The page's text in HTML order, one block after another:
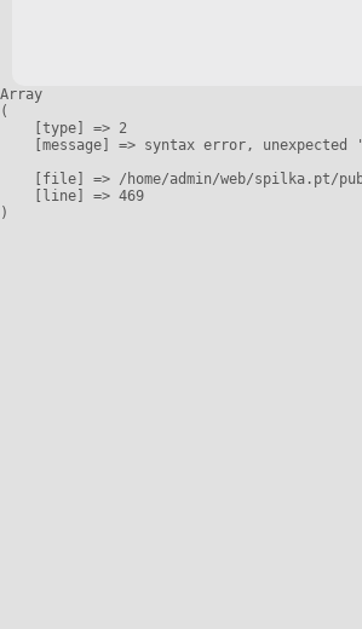
Array
(
    [type] => 2
[message] => syntax error, unexpected
[file] => /home/admin/web/spilka.pt/
    [line] => 469